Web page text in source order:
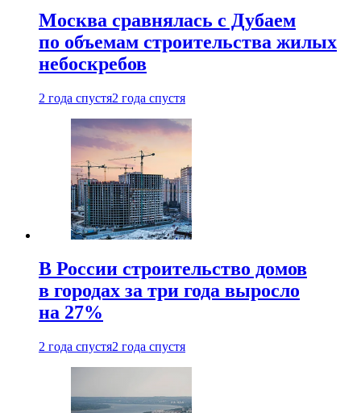
Москва сравнялась с Дубаем
по объемам строительства жилых
небоскребов
2 года спустя2 года спустя
В России строительство домов
в городах за три года выросло
на 27%
2 года спустя2 года спустя